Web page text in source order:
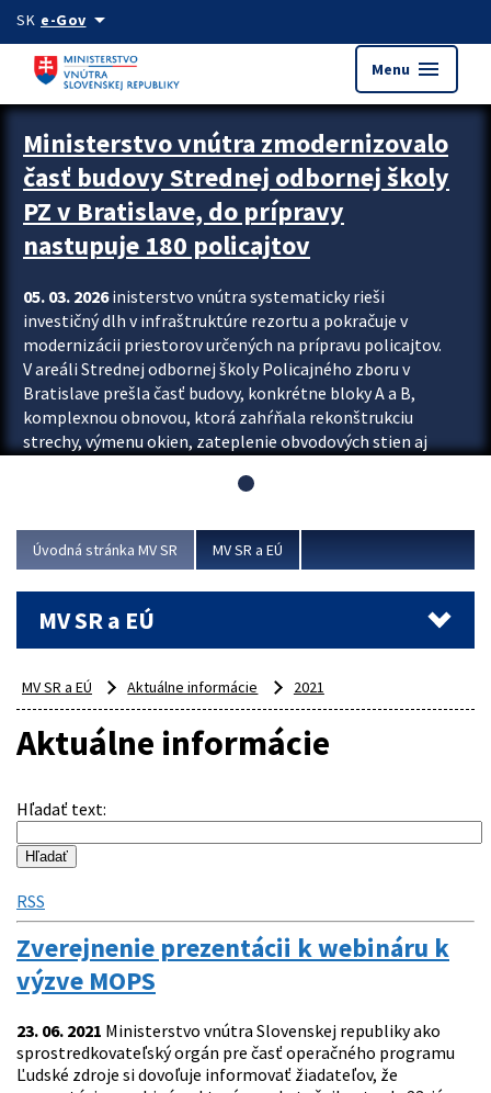
Preskocit na hlavný obsah
SK e-Govarrow_drop_down
Menu menu
Ministerstvo vnútra zmodernizovalo
časť budovy Strednej odbornej školy
PZ v Bratislave, do prípravy
nastupuje 180 policajtov
05. 03. 2026inisterstvo vnútra systematicky rieši
investičný dlh v infraštruktúre rezortu a pokračuje v
modernizácii priestorov určených na prípravu policajtov.
V areáli Strednej odbornej školy Policajného zboru v
Bratislave prešla časť budovy, konkrétne bloky A a B,
komplexnou obnovou, ktorá zahŕňala rekonštrukciu
strechy, výmenu okien, zateplenie obvodových stien aj
aj interiéru, kde vznikli nové učebne a moderné
Viac
Úvodná stránka MV SR MV SR a EÚ
MV SR a EÚ
MV SR a EÚ Aktuálne informácie 2021
Aktuálne informácie
Hľadať text:
RSS
Zverejnenie prezentácii k webináru k
výzve MOPS
23. 06. 2021 Ministerstvo vnútra Slovenskej republiky ako
sprostredkovateľský orgán pre časť operačného programu
Ľudské zdroje si dovoľuje informovať žiadateľov, že